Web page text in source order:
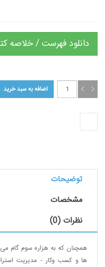
دانلود فهرست / خلاصه
توضیحات
مشخصات
نظرات (0)
همچنان که به هزاره سوم گام
ها و کسب وکار - مدیریت